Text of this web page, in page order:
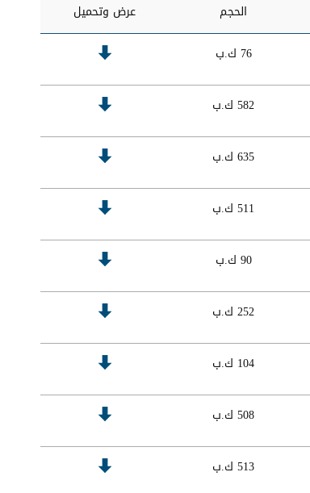
الحجم عرض وتحميل
76 ك.ب
582 ك.ب
635 ك.ب
511 ك.ب
90 ك.ب
252 ك.ب
104 ك.ب
508 ك.ب
513 ك.ب